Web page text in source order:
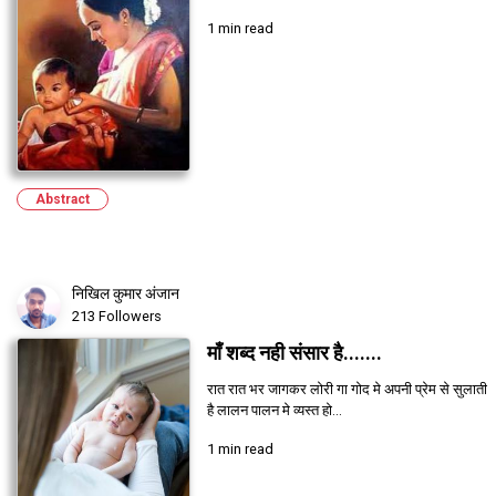
1 min read
Abstract
निखिल कुमार अंजान
213 Followers
माँ शब्द नही संसार है.......
रात रात भर जागकर लोरी गा गोद मे अपनी प्रेम से सुलाती
है लालन पालन मे व्यस्त हो...
1 min read